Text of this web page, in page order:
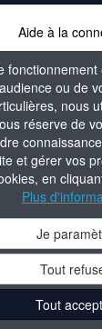
ou de
nous
réserve de
et gérer vos
en
Plus
Je
Tout
Tout
Aide à la